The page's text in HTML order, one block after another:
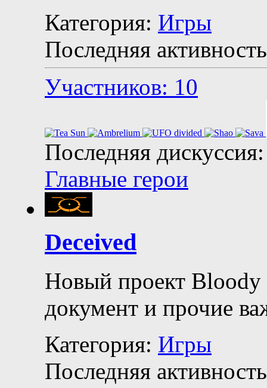
Категория: Игры
Последняя
Участников: 10
Последняя дискуссия:
Главные герои
Deceived
Новый проект Bloody
документ и прочие
Категория: Игры
Последняя